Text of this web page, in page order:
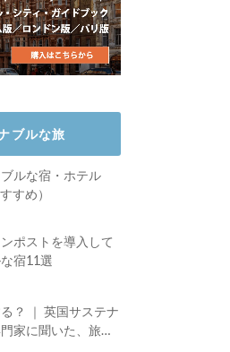
ブルな旅
ブルな宿・ホテル
すめ）
ポストを導入して
宿11選
テナ
家に聞いた、旅の